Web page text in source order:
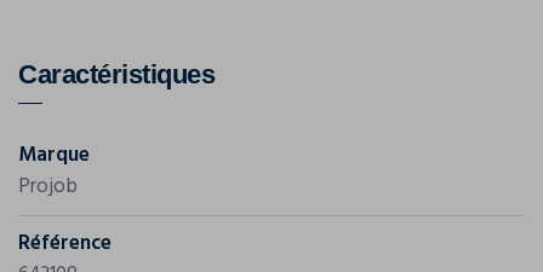
Caractéristiques
Marque
Projob
Référence